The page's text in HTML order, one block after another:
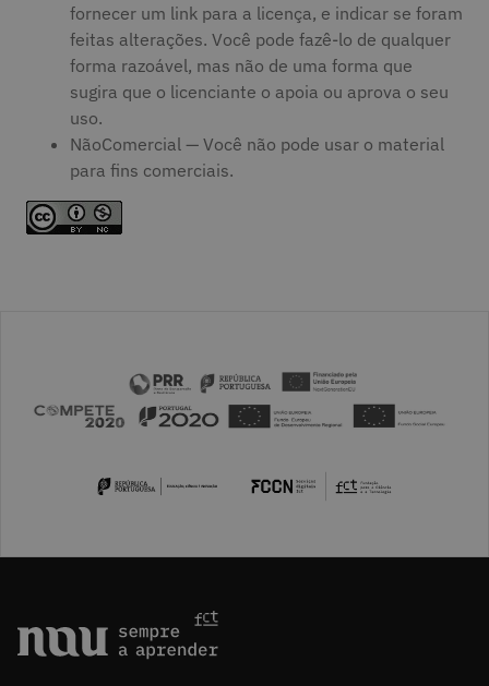
fornecer um link para a licença, e indicar se foram
feitas alterações. Você pode fazê-lo de qualquer
forma razoável, mas não de uma forma que
sugira que o licenciante o apoia ou aprova o seu
uso.
NãoComercial — Você não pode usar o material
para fins comerciais.